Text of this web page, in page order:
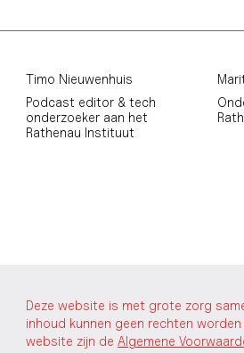
Timo Nieuwenhuis
Podcast editor & tech
onderzoeker aan het
Rathenau Instituut
Deze website is met grote zorg
inhoud kunnen geen rechten
website zijn de Algemene